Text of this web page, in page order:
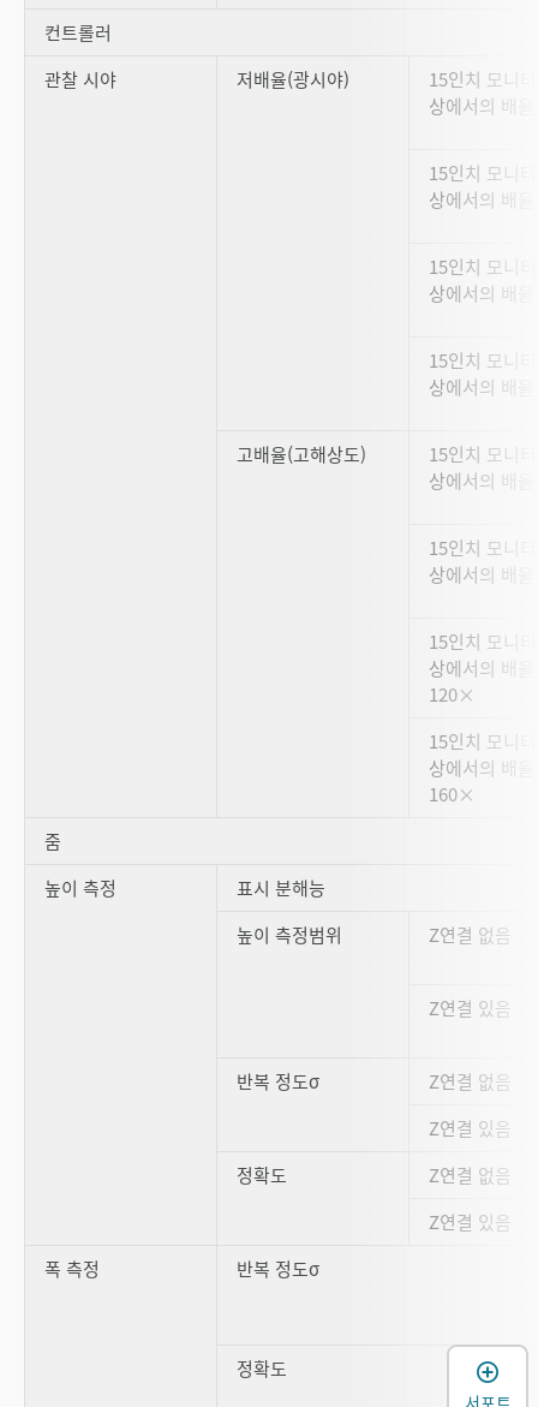
컨트롤러
관찰 시야
저배율(광시야)
15인치 모니터
상에서의 배
15인치 모니터
상에서의 배
15인치 모니터
상에서의 배
15인치 모니터
상에서의 배
고배율(고해상도)
15인치 모니터
상에서의 배
15인치 모니터
상에서의 배
15인치 모니터
상에서의 배율
120×
15인치 모니터
상에서의 배율
160×
줌
높이 측정
표시 분해능
높이 측정범위
Z연결 없음
Z연결 있음
반복 정도σ
Z연결 없음
Z연결 있음
정확도
Z연결 없음
Z연결 있음
폭 측정
반복 정도σ
정확도
서포트